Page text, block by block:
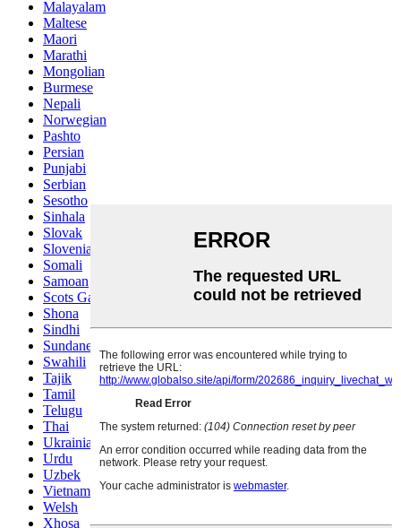
Malayalam
Maltese
Maori
Marathi
Mongolian
Burmese
Nepali
Norwegian
Pashto
Persian
Punjabi
Serbian
Sesotho
Sinhala
Slovak
Slovenian
Somali
Samoan
Scots Gaelic
Shona
Sindhi
Sundanese
Swahili
Tajik
Tamil
Telugu
Thai
Ukrainian
Urdu
Uzbek
Vietnamese
Welsh
Xhosa